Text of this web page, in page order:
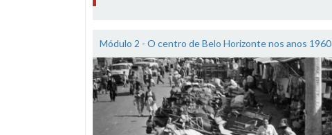
Módulo 2 - O centro de Belo Horizonte nos anos 1960